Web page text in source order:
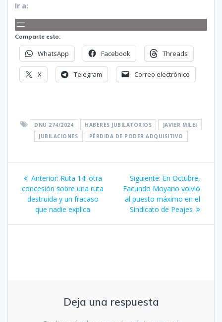
Ir a:
Comparte esto:
WhatsApp Facebook Threads
X Telegram Correo electrónico
DNU 274/2024 HABERES JUBILATORIOS
JAVIER MILEI
JUBILACIONES
PÉRDIDA DE PODER ADQUISITIVO
Navegación
de
entradas
Anterior: Entrada
anterior:
Ruta 14: otra
concesión sobre una ruta
destruida y un fracaso
que nadie explica
Siguiente: Siguiente
entrada:
En Octubre,
Facundo Moyano volvió
al puesto máximo en el
Sindicato de Peajes
Deja una respuesta